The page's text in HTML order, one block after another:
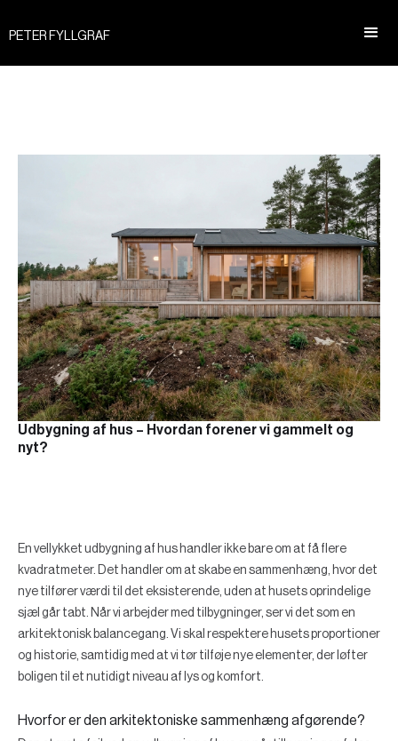
PETER FYLLGRAF
Udbygning af hus – Hvordan forener vi gammelt og
nyt?
En vellykket udbygning af hus handler ikke bare om at få flere
kvadratmeter. Det handler om at skabe en sammenhæng, hvor det
nye tilfører værdi til det eksisterende, uden at husets oprindelige
sjæl går tabt. Når vi arbejder med tilbygninger, ser vi det som en
arkitektonisk balancegang. Vi skal respektere husets proportioner
og historie, samtidig med at vi tør tilføje nye elementer, der løfter
boligen til et nutidigt niveau af lys og komfort.
Hvorfor er den arkitektoniske sammenhæng afgørende?